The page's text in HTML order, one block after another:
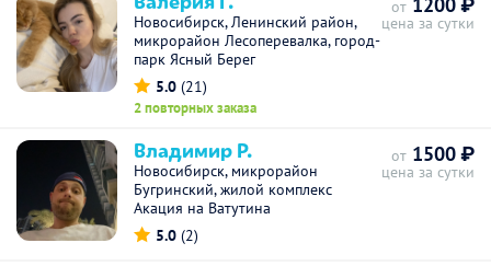
Новосибирск, Ленинский район,
микрорайон Лесоперевалка, город-
парк Ясный Берег
5.0 (21)
2 повторных заказа
от
цена за сутки
Владимир Р.
Новосибирск, микрорайон
Бугринский, жилой комплекс
Акация на Ватутина
5.0 (2)
от 1500 ₽
цена за сутки